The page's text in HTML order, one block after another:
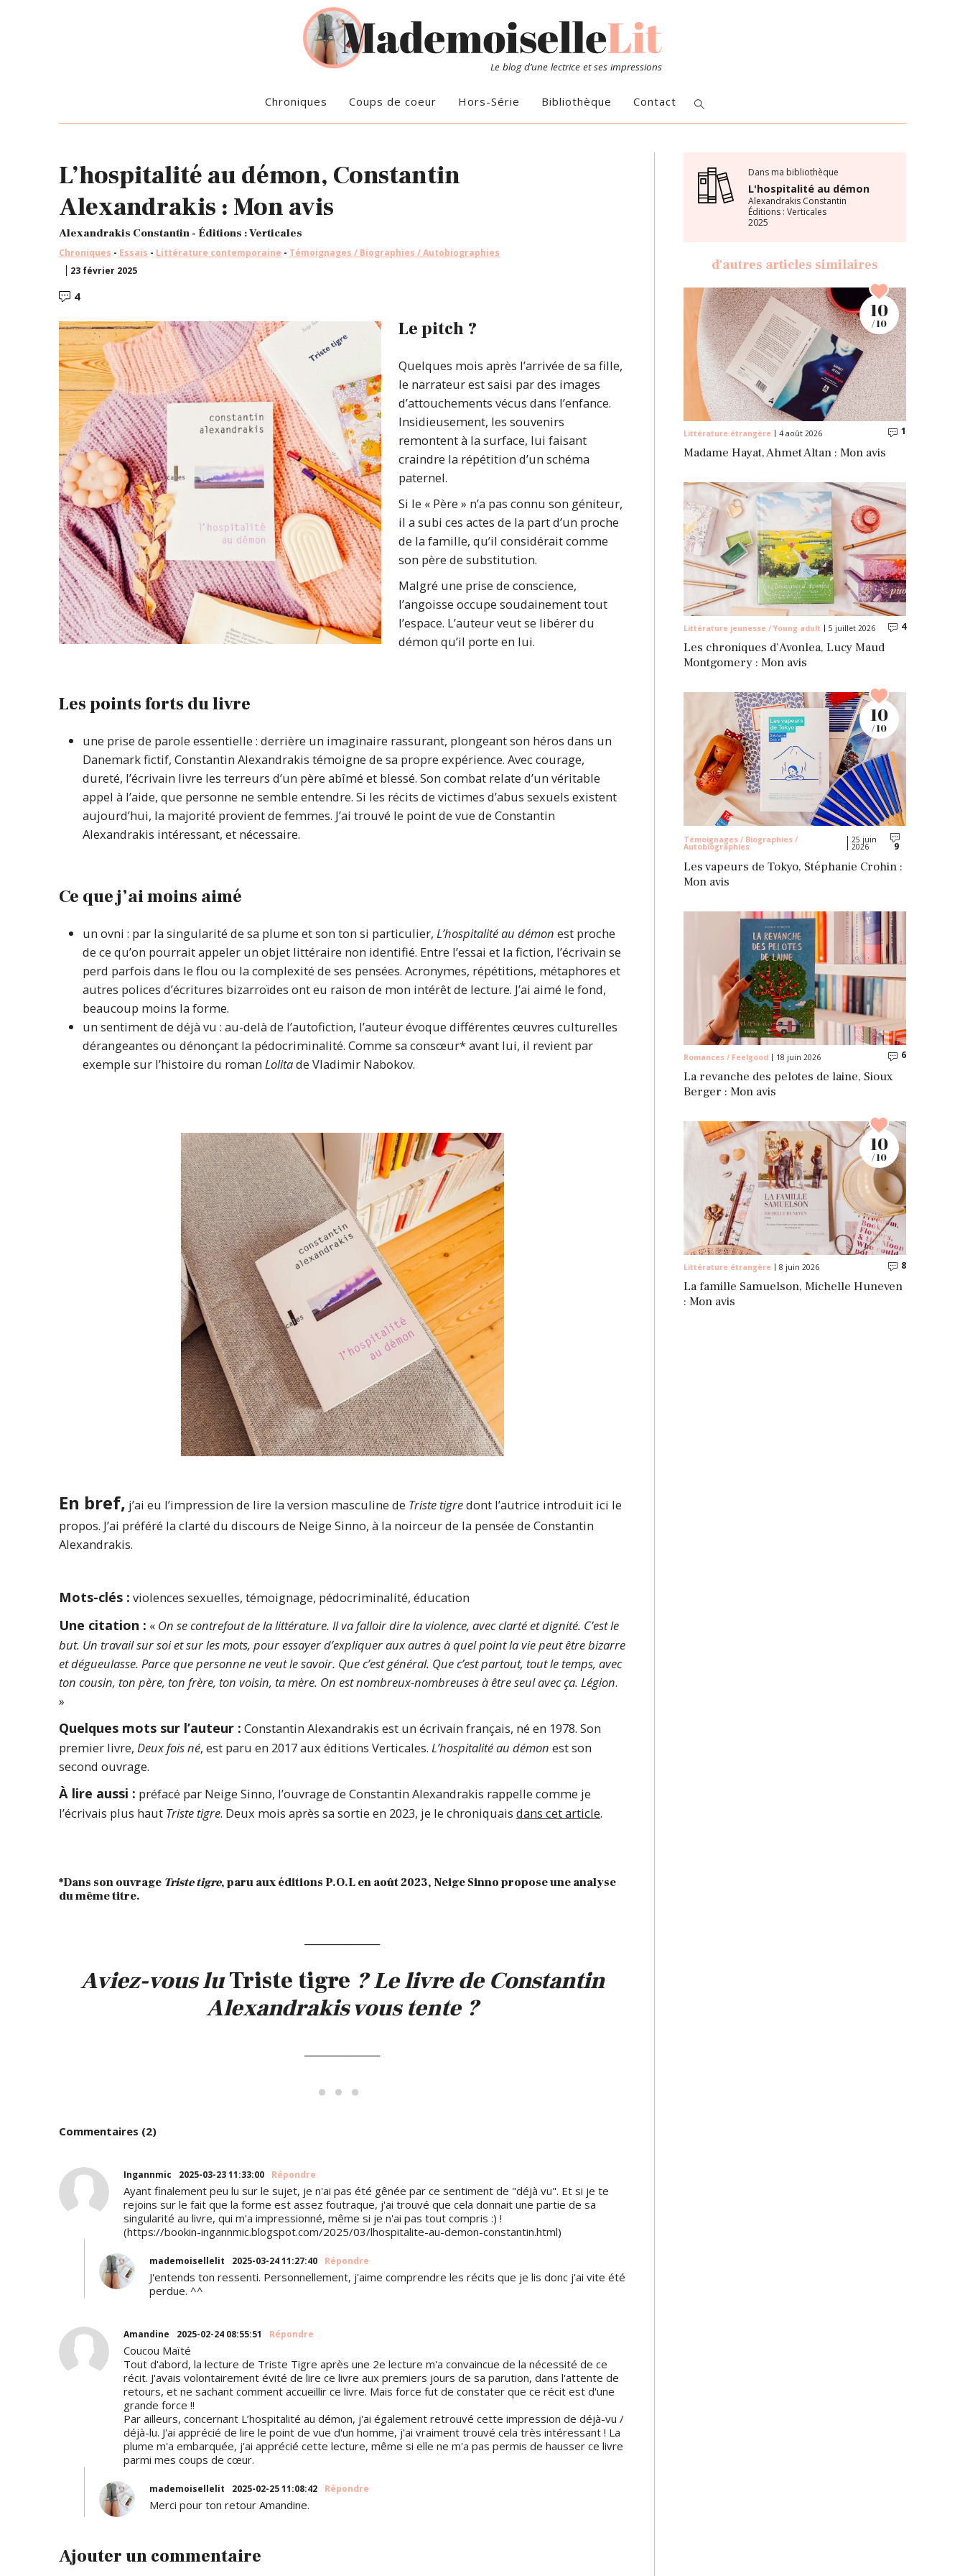
Le blog d’une lectrice et ses impressions
Chroniques Coups de coeur Hors-Série Bibliothèque Contact
L’hospitalité au démon, Constantin
Alexandrakis : Mon avis
Alexandrakis Constantin - Éditions : Verticales
Chroniques - Essais - Littérature contemporaine - Témoignages / Biographies / Autobiographies
23 février 2025
4Commentaires
Le pitch ?
Quelques mois après l’arrivée de sa fille,
le narrateur est saisi par des images
d’attouchements vécus dans l’enfance.
Insidieusement, les souvenirs
remontent à la surface, lui faisant
craindre la répétition d’un schéma
paternel.
Si le « Père » n’a pas connu son géniteur,
il a subi ces actes de la part d’un proche
de la famille, qu’il considérait comme
son père de substitution.
Malgré une prise de conscience,
l’angoisse occupe soudainement tout
l’espace. L’auteur veut se libérer du
démon qu’il porte en lui.
Les points forts du livre
une prise de parole essentielle : derrière un imaginaire rassurant, plongeant son héros dans un
Danemark fictif, Constantin Alexandrakis témoigne de sa propre expérience. Avec courage,
dureté, l’écrivain livre les terreurs d’un père abîmé et blessé. Son combat relate d’un véritable
appel à l’aide, que personne ne semble entendre. Si les récits de victimes d’abus sexuels existent
aujourd’hui, la majorité provient de femmes. J’ai trouvé le point de vue de Constantin
Alexandrakis intéressant, et nécessaire.
Ce que j’ai moins aimé
un ovni : par la singularité de sa plume et son ton si particulier, L’hospitalité au démon est proche
de ce qu’on pourrait appeler un objet littéraire non identifié. Entre l’essai et la fiction, l’écrivain se
perd parfois dans le flou ou la complexité de ses pensées. Acronymes, répétitions, métaphores et
autres polices d’écritures bizarroïdes ont eu raison de mon intérêt de lecture. J’ai aimé le fond,
beaucoup moins la forme.
un sentiment de déjà vu : au-delà de l’autofiction, l’auteur évoque différentes œuvres culturelles
dérangeantes ou dénonçant la pédocriminalité. Comme sa consœur* avant lui, il revient par
exemple sur l’histoire du roman Lolitade Vladimir Nabokov.
En bref, j’ai eu l’impression de lire la version masculine de Triste tigredont l’autrice introduit ici le
propos. J’ai préféré la clarté du discours de Neige Sinno, à la noirceur de la pensée de Constantin
Alexandrakis.
Mots-clés : violences sexuelles, témoignage, pédocriminalité, éducation
Une citation : « On se contrefout de la littérature. Il va falloir dire la violence, avec clarté et dignité. C’est le
but. Un travail sur soi et sur les mots, pour essayer d’expliquer aux autres à quel point la vie peut être bizarre
et dégueulasse. Parce que personne ne veut le savoir. Que c’est général. Que c’est partout, tout le temps, avec
ton cousin, ton père, ton frère, ton voisin, ta mère. On est nombreux-nombreuses à être seul avec ça. Légion.
»
Quelques mots sur l’auteur : Constantin Alexandrakis est un écrivain français, né en 1978. Son
premier livre, Deux fois né, est paru en 2017 aux éditions Verticales. L’hospitalité au démon est son
second ouvrage.
À lire aussi : préfacé par Neige Sinno, l’ouvrage de Constantin Alexandrakis rappelle comme je
l’écrivais plus haut Triste tigre. Deux mois après sa sortie en 2023, je le chroniquais dans cet article.
*Dans son ouvrage Triste tigre, paru aux éditions P.O.L en août 2023, Neige Sinno propose une analyse
du même titre.
Aviez-vous luTriste tigre ? Le livre de Constantin
Alexandrakis vous tente ?
Commentaires (2)
Ingannmic 2025-03-23 11:33:00 Répondre
Ayant finalement peu lu sur le sujet, je n'ai pas été gênée par ce sentiment de "déjà vu". Et si je te
rejoins sur le fait que la forme est assez foutraque, j'ai trouvé que cela donnait une partie de sa
singularité au livre, qui m'a impressionné, même si je n'ai pas tout compris :) !
(https://bookin-ingannmic.blogspot.com/2025/03/lhospitalite-au-demon-constantin.html)
mademoisellelit 2025-03-24 11:27:40 Répondre
J'entends ton ressenti. Personnellement, j'aime comprendre les récits que je lis donc j'ai vite été
perdue. ^^
Amandine 2025-02-24 08:55:51 Répondre
Coucou Maïté
Tout d'abord, la lecture de Triste Tigre après une 2e lecture m'a convaincue de la nécessité de ce
récit. J'avais volontairement évité de lire ce livre aux premiers jours de sa parution, dans l'attente de
retours, et ne sachant comment accueillir ce livre. Mais force fut de constater que ce récit est d'une
grande force !!
Par ailleurs, concernant L’hospitalité au démon, j'ai également retrouvé cette impression de déjà-vu /
déjà-lu. J'ai apprécié de lire le point de vue d'un homme, j'ai vraiment trouvé cela très intéressant ! La
plume m'a embarquée, j'ai apprécié cette lecture, même si elle ne m'a pas permis de hausser ce livre
parmi mes coups de cœur.
mademoisellelit 2025-02-25 11:08:42 Répondre
Merci pour ton retour Amandine.
Ajouter un commentaire
Dans ma bibliothèque
L'hospitalité au démon
Alexandrakis Constantin
Éditions : Verticales
2025
d'autres articles similaires
Littérature étrangère 4 août 2026 1
Madame Hayat, Ahmet Altan : Mon avis
10
/ 10
Littérature jeunesse / Young adult 5 juillet 2026 4
Les chroniques d’Avonlea, Lucy Maud
Montgomery : Mon avis
Témoignages / Biographies /
Autobiographies
25 juin
2026 9Commentaires
Les vapeurs de Tokyo, Stéphanie Crohin :
Mon avis
10
/ 10
Romances / Feelgood 18 juin 2026 6
La revanche des pelotes de laine, Sioux
Berger : Mon avis
Littérature étrangère 8 juin 2026 8
La famille Samuelson, Michelle Huneven
: Mon avis
10
/ 10